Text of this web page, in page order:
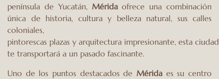
península de Yucatán, Méridaofrece una combinación
única de historia, cultura y belleza natural, sus calles
coloniales,
pintorescas plazas y arquitectura impresionante, esta ciudad
te transportará a un pasado fascinante.
Uno de los puntos destacados de Mérida es su centro